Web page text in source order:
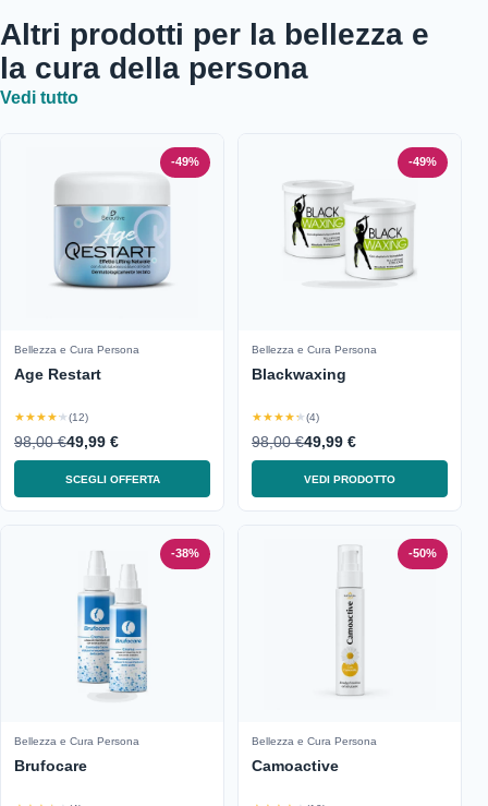
Altri prodotti per la bellezza e
la cura della persona
Vedi tutto
-49%
Bellezza e Cura Persona
Age Restart
★★★★★(12)
98,00 €49,99 €
SCEGLI OFFERTA
-49%
Bellezza e Cura Persona
Blackwaxing
★★★★★(4)
98,00 €49,99 €
VEDI PRODOTTO
-38%
Bellezza e Cura Persona
Brufocare
-50%
Bellezza e Cura Persona
Camoactive